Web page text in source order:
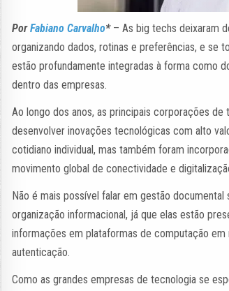
PorFabiano Carvalho*– As big techs deixaram
organizando dados, rotinas e preferências, e se
estão profundamente integradas à forma como
dentro das empresas.
Ao longo dos anos, as principais corporações
desenvolver inovações tecnológicas com alto
cotidiano individual, mas também foram
movimento global de conectividade e
Não é mais possível falar em gestão
organização informacional, já que elas estão
informações em plataformas de computação
autenticação.
Como as grandes empresas de tecnologia se